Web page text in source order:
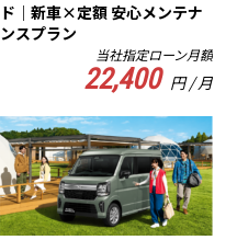
ド｜新車×定額 安心メンテナ
ンスプラン
当社指定ローン月額
22,400 円 / 月